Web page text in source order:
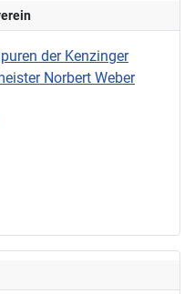
der Kenzinger
Norbert Weber